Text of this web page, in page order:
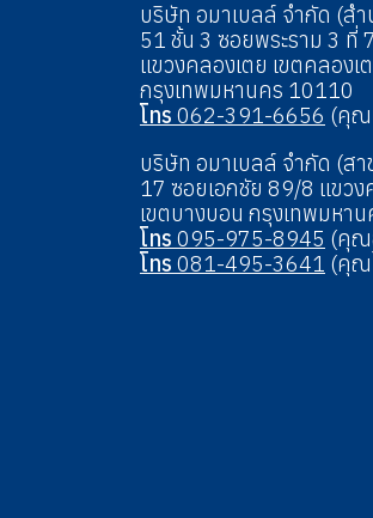
บริษัท อมาเบลล์ จำกัด (ส
51 ชั้น 3 ซอยพระราม 3 ที่
แขวงคลองเตย เขตคลองเ
กรุงเทพมหานคร 10110
โทร 062-391-6656 (คุ
บริษัท อมาเบลล์ จำกัด (สา
17 ซอยเอกชัย 89/8 แขว
เขตบางบอน กรุงเทพมหา
โทร 095-975-8945 (คุณ
โทร 081-495-3641 (คุณ